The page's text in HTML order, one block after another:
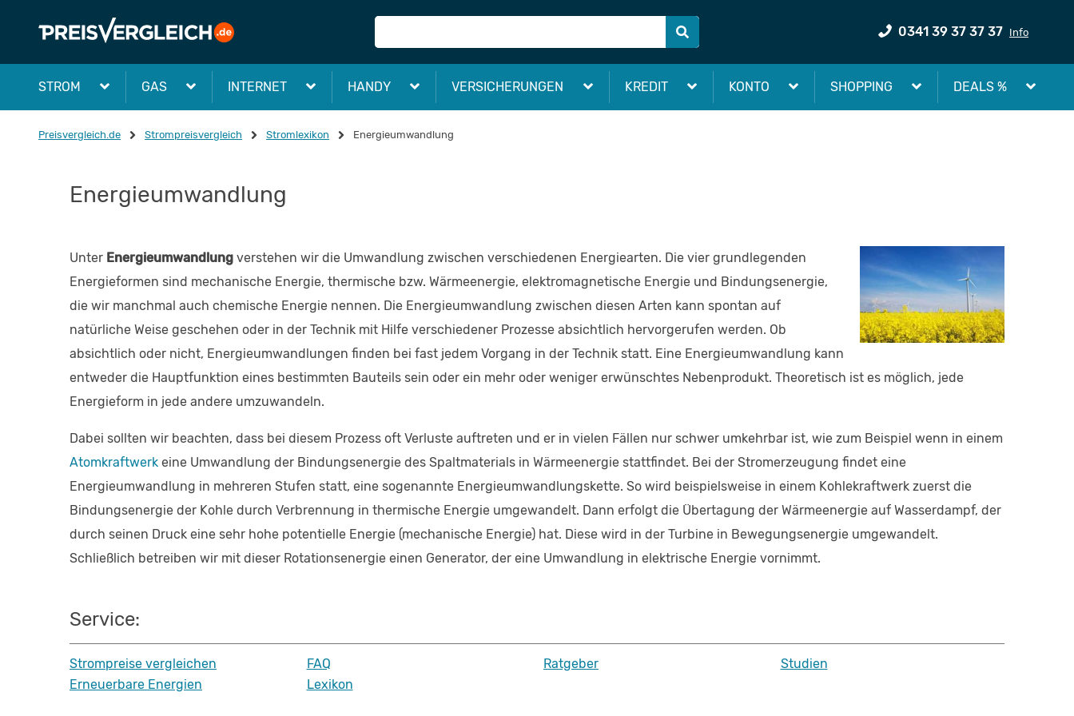
0341 39 37 37 37 Info
STROM GAS INTERNET HANDY VERSICHERUNGEN KREDIT KONTO SHOPPING DEALS %
Preisvergleich.de Strompreisvergleich Stromlexikon Energieumwandlung
Energieumwandlung
Unter Energieumwandlung verstehen wir die Umwandlung zwischen verschiedenen Energiearten. Die vier grundlegenden
Energieformen sind mechanische Energie, thermische bzw. Wärmeenergie, elektromagnetische Energie und Bindungsenergie,
die wir manchmal auch chemische Energie nennen. Die Energieumwandlung zwischen diesen Arten kann spontan auf
natürliche Weise geschehen oder in der Technik mit Hilfe verschiedener Prozesse absichtlich hervorgerufen werden. Ob
absichtlich oder nicht, Energieumwandlungen finden bei fast jedem Vorgang in der Technik statt. Eine Energieumwandlung kann
entweder die Hauptfunktion eines bestimmten Bauteils sein oder ein mehr oder weniger erwünschtes Nebenprodukt. Theoretisch ist es möglich, jede
Energieform in jede andere umzuwandeln.
Dabei sollten wir beachten, dass bei diesem Prozess oft Verluste auftreten und er in vielen Fällen nur schwer umkehrbar ist, wie zum Beispiel wenn in einem
Atomkraftwerk eine Umwandlung der Bindungsenergie des Spaltmaterials in Wärmeenergie stattfindet. Bei der Stromerzeugung findet eine
Energieumwandlung in mehreren Stufen statt, eine sogenannte Energieumwandlungskette. So wird beispielsweise in einem Kohlekraftwerk zuerst die
Bindungsenergie der Kohle durch Verbrennung in thermische Energie umgewandelt. Dann erfolgt die Übertagung der Wärmeenergie auf Wasserdampf, der
durch seinen Druck eine sehr hohe potentielle Energie (mechanische Energie) hat. Diese wird in der Turbine in Bewegungsenergie umgewandelt.
Schließlich betreiben wir mit dieser Rotationsenergie einen Generator, der eine Umwandlung in elektrische Energie vornimmt.
Service:
Strompreise vergleichen
Erneuerbare Energien
FAQ
Lexikon
Ratgeber Studien